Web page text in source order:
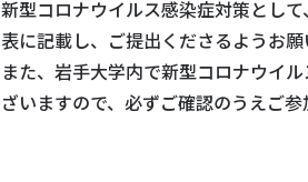
新型コロナウイルス感染症対策とし
表に記載し、ご提出くださるようお
また、岩手大学内で新型コロナウイ
ざいますので、必ずご確認のうえご